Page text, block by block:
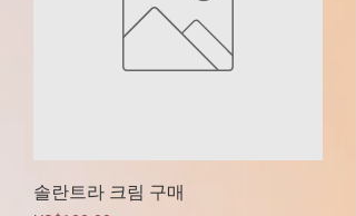
솔란트라 크림 구매